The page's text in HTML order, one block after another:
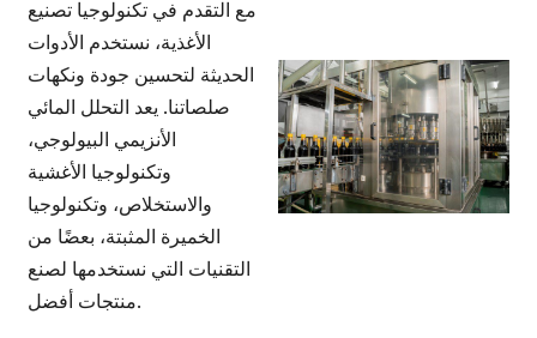
مع التقدم في تكنولوجيا تصنيع
الأغذية، نستخدم الأدوات
الحديثة لتحسين جودة ونكهات
صلصاتنا. يعد التحلل المائي
الأنزيمي البيولوجي،
وتكنولوجيا الأغشية
والاستخلاص، وتكنولوجيا
الخميرة المثبتة، بعضًا من
التقنيات التي نستخدمها لصنع
منتجات أفضل.